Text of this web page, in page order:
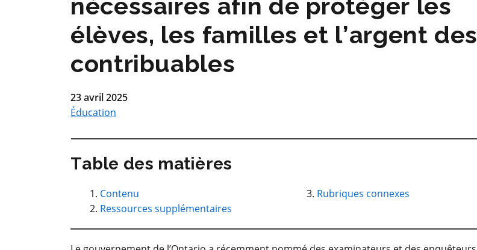
nécessaires afin de protéger les
élèves, les familles et l’argent des
contribuables
23 avril 2025
Éducation
Table des matières
Contenu
Ressources supplémentaires
Rubriques connexes